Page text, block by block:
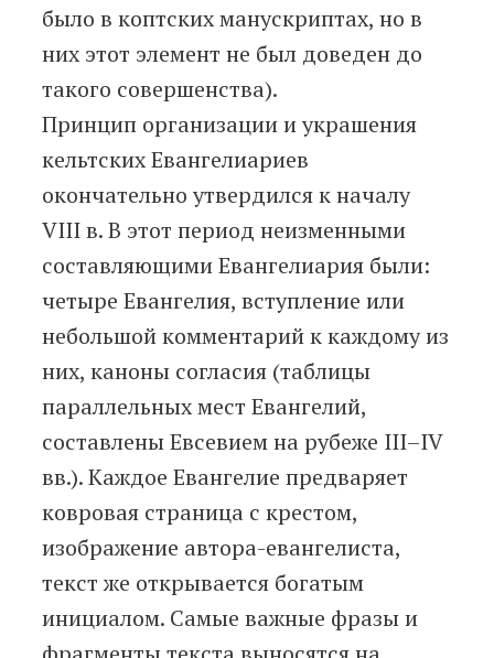
было в коптских манускриптах, но в
них этот элемент не был доведен до
такого совершенства).
Принцип организации и украшения
кельтских Евангелиариев
окончательно утвердился к началу
VIII в. В этот период неизменными
составляющими Евангелиария были:
четыре Евангелия, вступление или
небольшой комментарий к каждому из
них, каноны согласия (таблицы
параллельных мест Евангелий,
составлены Евсевием на рубеже III–IV
вв.). Каждое Евангелие предваряет
ковровая страница с крестом,
изображение автора-евангелиста,
текст же открывается богатым
инициалом. Самые важные фразы и